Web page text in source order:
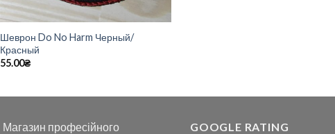
Шеврон Do No Harm Черный/
Красный
55.00₴
Магазин професійного
GOOGLE RATING